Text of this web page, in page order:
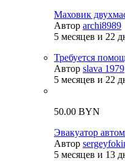
Маховик
Автор archi8989
5 месяцев и 22
Требуется
Автор slava 1979
5 месяцев и 22
50.00 BYN
Эвакуатор
Автор
5 месяцев и 13